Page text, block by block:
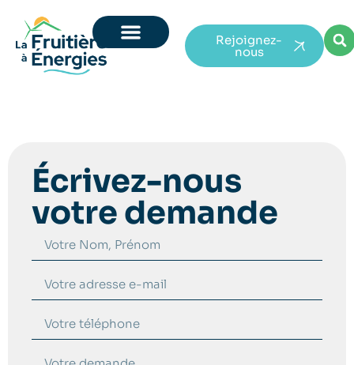
Rejoignez-
nous
Écrivez-nous
votre demande